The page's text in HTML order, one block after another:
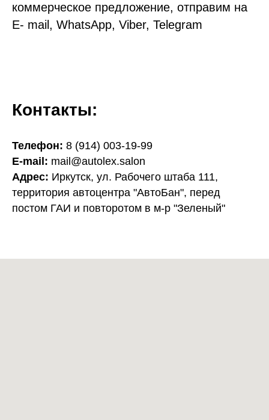
коммерческое предложение, отправим на
E- mail, WhatsApp, Viber, Telegram
Контакты:
Телефон: 8 (914) 003-19-99
E-mail: mail@autolex.salon
Адрес: Иркутск, ул. Рабочего штаба 111,
территория автоцентра "АвтоБан", перед
постом ГАИ и повторотом в м-р "Зеленый"